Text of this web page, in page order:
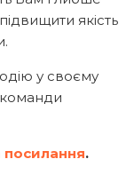
якість
у своєму
команди
посилання.